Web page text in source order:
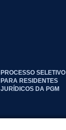
PROCESSO SELETIVO
PARA RESIDENTES
JURÍDICOS DA PGM